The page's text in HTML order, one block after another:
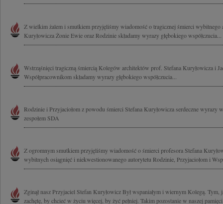
Z wielkim żalem i smutkiem przyjęliśmy wiadomość o tragicznej śmierci wybitnego
Kuryłowicza Żonie Ewie oraz Rodzinie składamy wyrazy głębokiego współczucia...
Wstrząśnięci tragiczną śmiercią Kolegów architektów prof. Stefana Kuryłowicza i
Współpracownikom składamy wyrazy głębokiego współczucia...
Rodzinie i Przyjaciołom z powodu śmierci Stefana Kuryłowicza serdeczne wyrazy
zespołem SDA
Z ogromnym smutkiem przyjęliśmy wiadomość o śmierci profesora Stefana
wybitnych osiągnięć i niekwestionowanego autorytetu Rodzinie, Przyjaciołom i
Zginął nasz Przyjaciel Stefan Kuryłowicz Był wspaniałym i wiernym Kolegą. Tym,
zachętę, by chcieć w życiu więcej, by żyć pełniej. Takim pozostanie w naszej